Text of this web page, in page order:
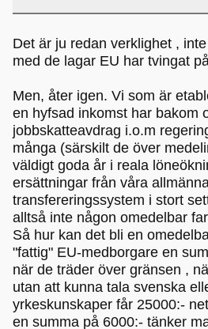
Det är ju redan verklighet ,
med de lagar EU har tvingat
Men, åter igen. Vi som är
en hyfsad inkomst har bakom
jobbskatteavdrag i.o.m
många (särskilt de över
väldigt goda år i reala
ersättningar från våra
transfereringssystem i stort
alltså inte någon omedelbar
Så hur kan det bli en
"fattig" EU-medborgare en
när de träder över gränsen ,
utan att kunna tala svenska
yrkeskunskaper får 25000:-
en summa på 6000:- tänker